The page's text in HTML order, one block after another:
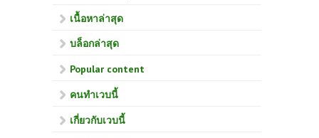
เนื้อหาล่าสุด
บล็อกล่าสุด
Popular content
คนทำเวบนี้
เกี่ยวกับเวบนี้